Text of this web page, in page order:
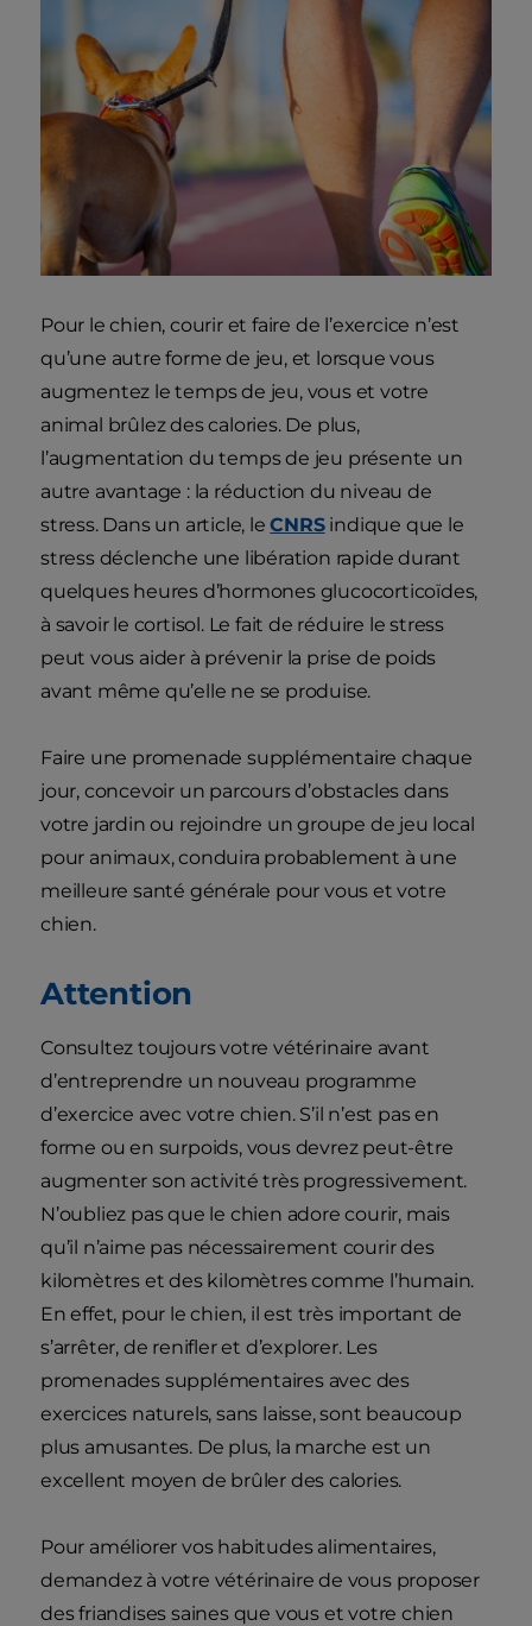
Pour le chien, courir et faire de l’exercice n’est
qu’une autre forme de jeu, et lorsque vous
augmentez le temps de jeu, vous et votre
animal brûlez des calories. De plus,
l’augmentation du temps de jeu présente un
autre avantage : la réduction du niveau de
stress. Dans un article, leCNRSindique que le
stress déclenche une libération rapide durant
quelques heures d’hormones glucocorticoïdes,
à savoir le cortisol. Le fait de réduire le stress
peut vous aider à prévenir la prise de poids
avant même qu’elle ne se produise.
Faire une promenade supplémentaire chaque
jour, concevoir un parcours d’obstacles dans
votre jardin ou rejoindre un groupe de jeu local
pour animaux, conduira probablement à une
meilleure santé générale pour vous et votre
chien.
Attention
Consultez toujours votre vétérinaire avant
d’entreprendre un nouveau programme
d’exercice avec votre chien. S’il n’est pas en
forme ou en surpoids, vous devrez peut-être
augmenter son activité très progressivement.
N’oubliez pas que le chien adore courir, mais
qu’il n’aime pas nécessairement courir des
kilomètres et des kilomètres comme l’humain.
En effet, pour le chien, il est très important de
s’arrêter, de renifler et d’explorer. Les
promenades supplémentaires avec des
exercices naturels, sans laisse, sont beaucoup
plus amusantes. De plus, la marche est un
excellent moyen de brûler des calories.
Pour améliorer vos habitudes alimentaires,
demandez à votre vétérinaire de vous proposer
des friandises saines que vous et votre chien